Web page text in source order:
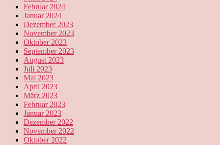
Februar 2024
Januar 2024
Dezember 2023
November 2023
Oktober 2023
September 2023
August 2023
Juli 2023
Mai 2023
April 2023
März 2023
Februar 2023
Januar 2023
Dezember 2022
November 2022
Oktober 2022